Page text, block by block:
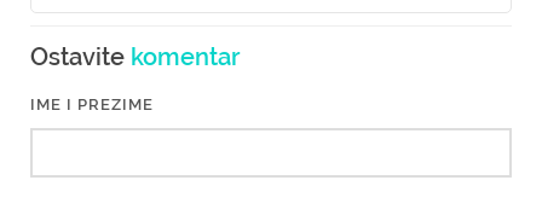
Ostavite komentar
IME I PREZIME